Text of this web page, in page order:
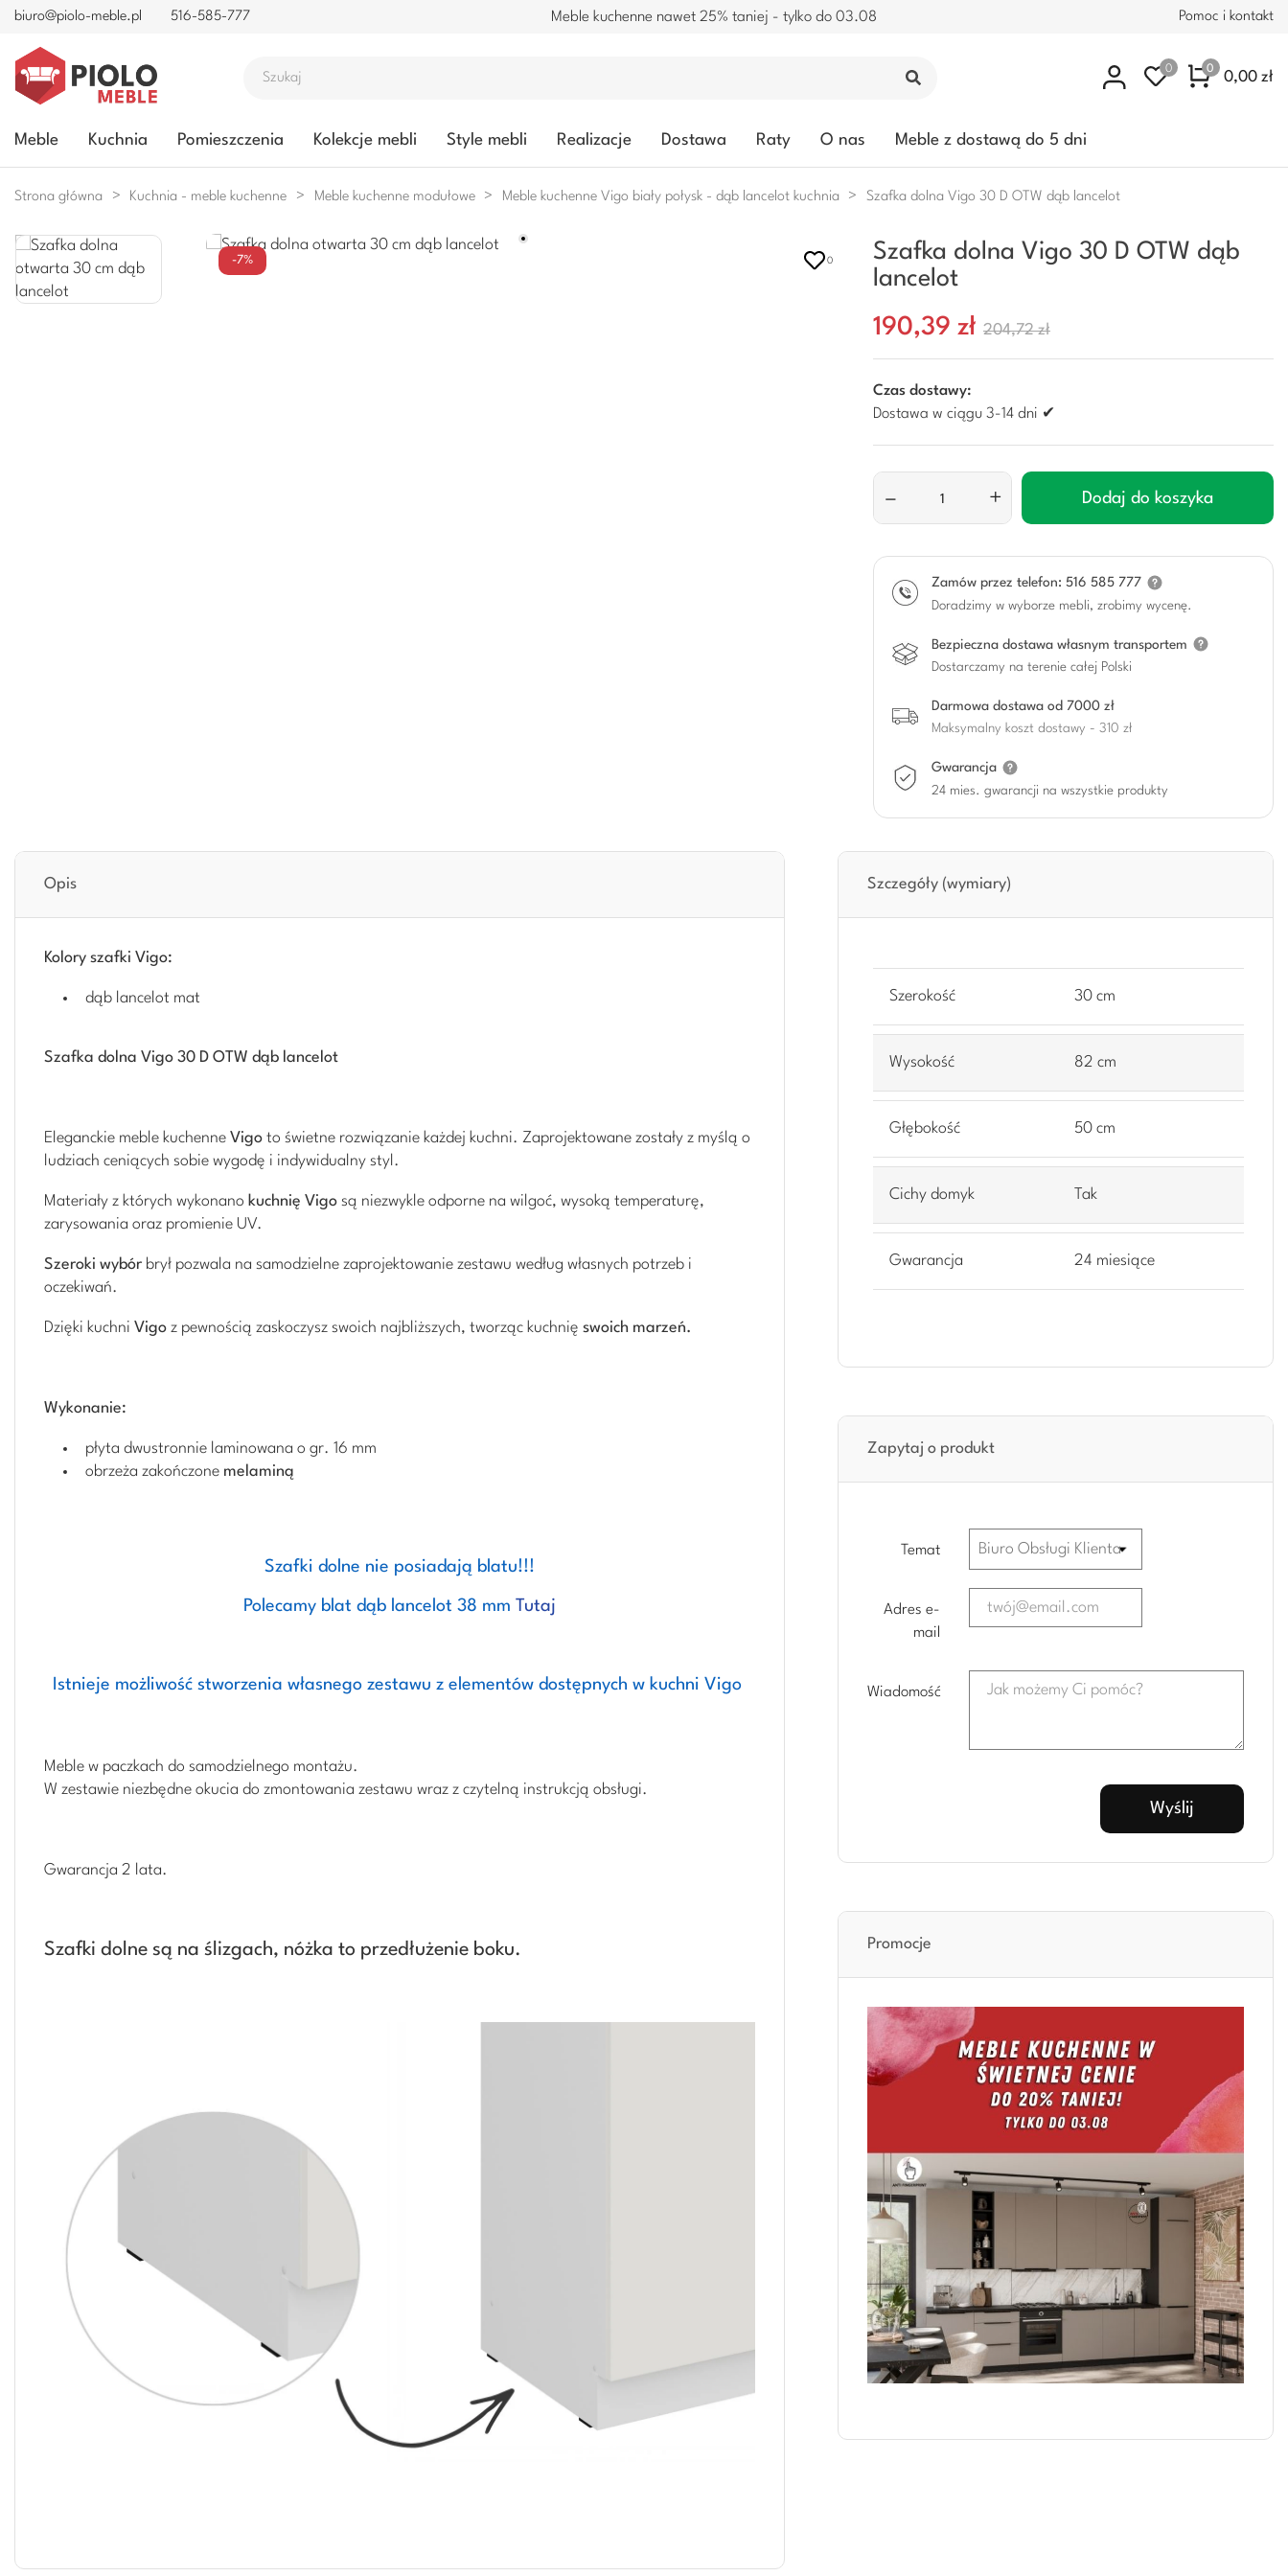
biuro@piolo-meble.pl 516-585-777 Meble kuchenne nawet 25% taniej - tylko do 03.08 Pomoc i kontakt
0 0 0,00 zł
Meble Kuchnia Pomieszczenia Kolekcje mebli Style mebli Realizacje Dostawa Raty O nas Meble z dostawą do 5 dni
Strona główna Kuchnia - meble kuchenne Meble kuchenne modułowe Meble kuchenne Vigo biały połysk - dąb lancelot kuchnia Szafka dolna Vigo 30 D OTW dąb lancelot
-7% 0
Szafka dolna Vigo 30 D OTW dąb
lancelot
190,39 zł 204,72 zł
Czas dostawy:
Dostawa w ciągu 3-14 dni ✔
– + Dodaj do koszyka
Zamów przez telefon: 516 585 777
Doradzimy w wyborze mebli, zrobimy wycenę.
Bezpieczna dostawa własnym transportem
Dostarczamy na terenie całej Polski
Darmowa dostawa od 7000 zł
Maksymalny koszt dostawy - 310 zł
Gwarancja
24 mies. gwarancji na wszystkie produkty
Opis
Kolory szafki Vigo:
dąb lancelot mat
Szafka dolna Vigo 30 D OTW dąb lancelot
Eleganckie meble kuchenne Vigo to świetne rozwiązanie każdej kuchni. Zaprojektowane zostały z myślą o
ludziach ceniących sobie wygodę i indywidualny styl.
Materiały z których wykonano kuchnię Vigo są niezwykle odporne na wilgoć, wysoką temperaturę,
zarysowania oraz promienie UV.
Szeroki wybór brył pozwala na samodzielne zaprojektowanie zestawu według własnych potrzeb i
oczekiwań.
Dzięki kuchni Vigo z pewnością zaskoczysz swoich najbliższych, tworząc kuchnię swoich marzeń.
Wykonanie:
płyta dwustronnie laminowana o gr. 16 mm
obrzeża zakończone melaminą
Szafki dolne nie posiadają blatu!!!
Polecamy blat dąb lancelot 38 mmTutaj
Istnieje możliwość stworzenia własnego zestawu z elementów dostępnych w kuchni Vigo
Meble w paczkach do samodzielnego montażu.
W zestawie niezbędne okucia do zmontowania zestawu wraz z czytelną instrukcją obsługi.
Gwarancja 2 lata.
Szafki dolne są na ślizgach, nóżka to przedłużenie boku.
Szczegóły (wymiary)
Szerokość 30 cm
Wysokość 82 cm
Głębokość 50 cm
Cichy domyk Tak
Gwarancja 24 miesiące
Zapytaj o produkt
Temat
Adres e-
mail
Wiadomość
Promocje